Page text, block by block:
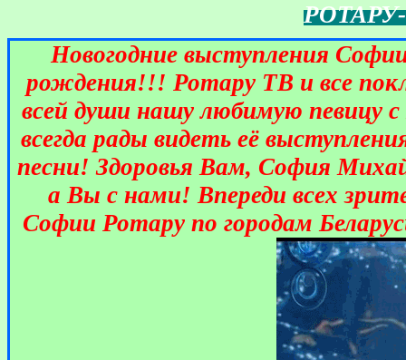
Новогодние выступления
рождения!!! Ротару ТВ и все
всей души нашу любимую
всегда рады видеть её
песни! Здоровья Вам, София
а Вы с нами! Впереди всех
Софии Ротару по городам